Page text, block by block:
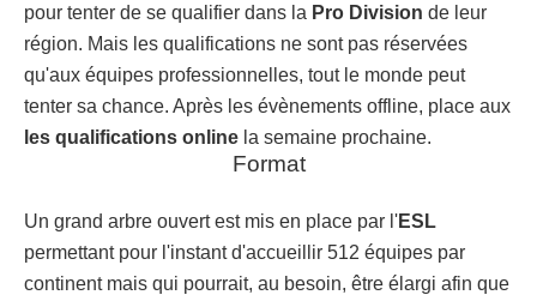
pour tenter de se qualifier dans la Pro Division de leur
région. Mais les qualifications ne sont pas réservées
qu'aux équipes professionnelles, tout le monde peut
tenter sa chance. Après les évènements offline, place aux
les qualifications online la semaine prochaine.
Format
Un grand arbre ouvert est mis en place par l'ESL
permettant pour l'instant d'accueillir 512 équipes par
continent mais qui pourrait, au besoin, être élargi afin que